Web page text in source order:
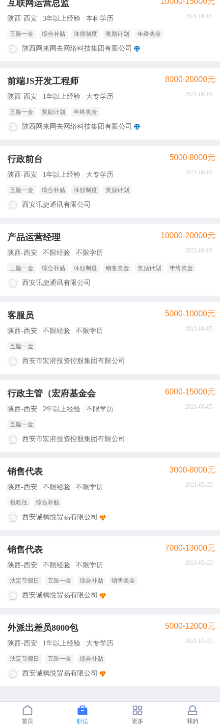
互联网运营总监
2021-06-05
陕西-西安 3年以上经验 本科学历
五险一金 综合补贴 休假制度 奖励计划 年终奖金
陕西网来网去网络科技集团有限公司
前端JS开发工程师 8000-20000元
2021-06-05
陕西-西安 1年以上经验 大专学历
五险一金 奖励计划 年终奖金
陕西网来网去网络科技集团有限公司
行政前台 5000-8000元
2021-06-05
陕西-西安 1年以上经验 大专学历
五险一金 综合补贴 休假制度 奖励计划
西安讯捷通讯有限公司
产品运营经理 10000-20000元
2021-06-05
陕西-西安 不限经验 不限学历
三险一金 综合补贴 休假制度 销售奖金 奖励计划 年终奖金
西安讯捷通讯有限公司
客服员 5000-10000元
2021-06-05
陕西-西安 不限经验 不限学历
五险一金
西安市宏府投资控股集团有限公司
行政主管（宏府基金会 6000-15000元
2021-06-05
陕西-西安 2年以上经验 不限学历
五险一金
西安市宏府投资控股集团有限公司
销售代表 3000-8000元
2021-05-25
陕西-西安 不限经验 不限学历
包吃住 综合补贴
西安诚枫悦贸易有限公司
销售代表 7000-13000元
2021-05-25
陕西-西安 不限经验 不限学历
法定节假日 五险一金 综合补贴 销售奖金
西安诚枫悦贸易有限公司
外派出差员8000包 5000-12000元
2021-05-25
陕西-西安 1年以上经验 大专学历
法定节假日 五险一金 综合补贴
西安诚枫悦贸易有限公司
首页 职位 更多 我的